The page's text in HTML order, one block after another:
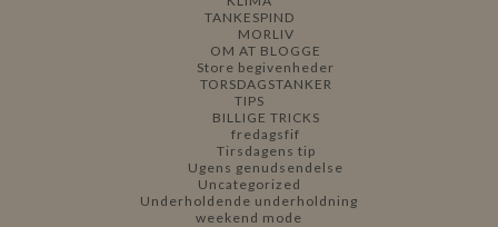
TANKESPIND
MORLIV
OM AT BLOGGE
Store begivenheder
TORSDAGSTANKER
TIPS
BILLIGE TRICKS
fredagsfif
Tirsdagens tip
Ugens genudsendelse
Uncategorized
Underholdende underholdning
weekend mode